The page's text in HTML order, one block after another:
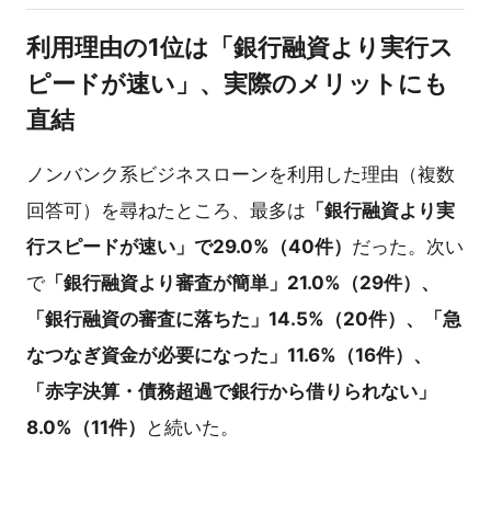
利用理由の1位は「銀行融資より実行ス
ピードが速い」、実際のメリットにも
直結
ノンバンク系ビジネスローンを利用した理由（複数
回答可）を尋ねたところ、最多は 「銀行融資より実
行スピードが速い」で29.0%（40件） だった。次い
で 「銀行融資より審査が簡単」21.0%（29件）、
「銀行融資の審査に落ちた」14.5%（20件）、「急
なつなぎ資金が必要になった」11.6%（16件）、
「赤字決算・債務超過で銀行から借りられない」
8.0%（11件）
と続いた。